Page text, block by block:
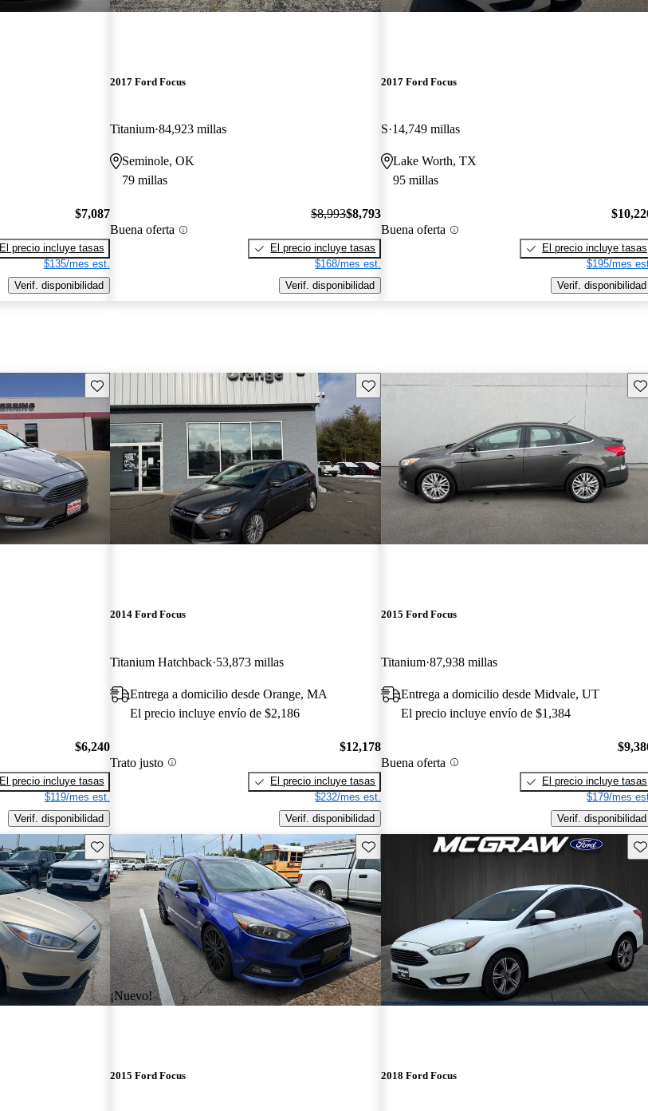
$7,087
El precio incluye tasas
$135/mes est.
Verif. disponibilidad
2017 Ford Focus
Titanium 84,923 millas
Seminole, OK
79 millas
Buena oferta
$8,993$8,793
El precio incluye tasas
$168/mes est.
Verif. disponibilidad
2017 Ford Focus
S 14,749 millas
Lake Worth, TX
95 millas
Buena oferta
El precio incluye tasas
$195/mes
Verif. disponibilidad
Guarda este Aviso
$6,240
El precio incluye tasas
$119/mes est.
Verif. disponibilidad
Guarda este Aviso
2014 Ford Focus
Titanium Hatchback 53,873 millas
Entrega a domicilio desde Orange, MA
El precio incluye envío de $2,186
Trato justo
$12,178
El precio incluye tasas
$232/mes est.
Verif. disponibilidad
2015 Ford Focus
Titanium 87,938 millas
Entrega a domicilio desde Midvale, UT
El precio incluye envío de $1,384
Buena oferta
El precio incluye tasas
$179/mes
Verif. disponibilidad
Guarda este Aviso
¡Nuevo!
Guarda este Aviso
2015 Ford Focus 2018 Ford Focus